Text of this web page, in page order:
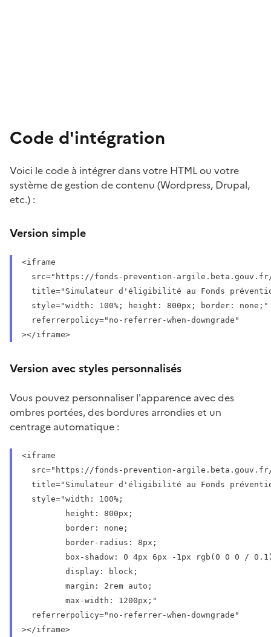
Code d'intégration
Voici le code à intégrer dans votre HTML ou votre
système de gestion de contenu (Wordpress, Drupal,
etc.) :
Version simple
<iframe
src="https://fonds-prevention-
title="Simulateur d'éligibilité au Fonds
  style="width: 100%; height: 800px; border: none;"
  referrerpolicy="no-referrer-when-downgrade"
></iframe>
Version avec styles personnalisés
Vous pouvez personnaliser l'apparence avec des
ombres portées, des bordures arrondies et un
centrage automatique :
<iframe
src="https://fonds-prevention-
title="Simulateur d'éligibilité au Fonds
  style="width: 100%;
         height: 800px;
         border: none;
         border-radius: 8px;
box-shadow: 0 4px 6px -1px rgb(0 0 0 /
         display: block;
         margin: 2rem auto;
         max-width: 1200px;"
  referrerpolicy="no-referrer-when-downgrade"
></iframe>